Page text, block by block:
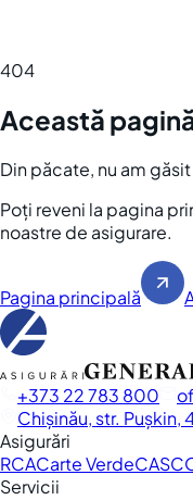
404
Această
Din păcate, nu am
Poți reveni la pagina
noastre de asigurare.
Pagina principală
+373 22 783 800
Chișinău, str. Pușkin,
Asigurări
RCACarte Verde
Servicii